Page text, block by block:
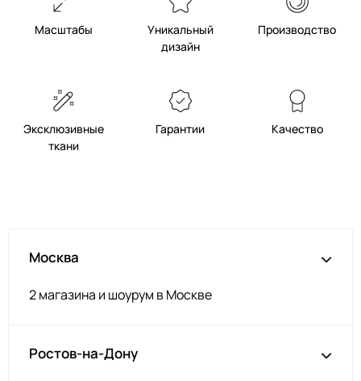
Масштабы
Уникальный
дизайн
Производство
Эксклюзивные
ткани
Гарантии Качество
Москва
2 магазина и шоурум в Москве
Ростов-на-Дону